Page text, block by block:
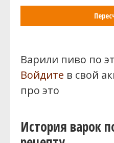
Варили пиво по
Войдите в свой
про это
История варок